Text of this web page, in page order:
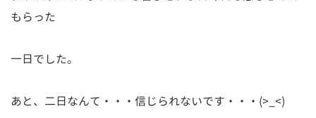
もらった
一日でした。
あと、二日なんて・・・信じられないです・・・(>_<)